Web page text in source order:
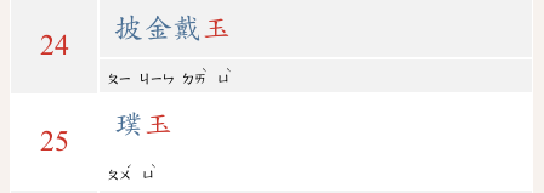
24
披金戴玉
ㄆㄧ ㄐㄧㄣ ㄉㄞ
ˋ
ㄩ
ˋ
25
璞玉
ㄆㄨ
ˊ
ㄩ
ˋ